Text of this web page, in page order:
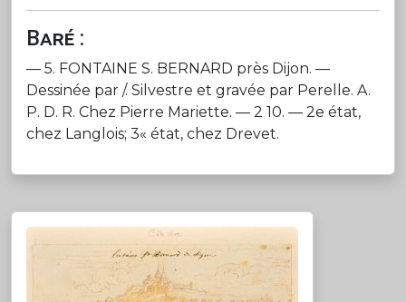
Baré :
— 5. FONTAINE S. BERNARD près Dijon. —
Dessinée par /. Silvestre et gravée par Perelle. A.
P. D. R. Chez Pierre Mariette. — 2 10. — 2e état,
chez Langlois; 3« état, chez Drevet.